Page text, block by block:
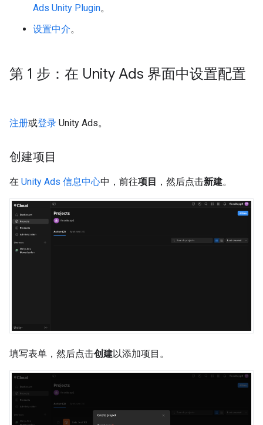
Ads Unity Plugin。
设置中介。
第 1 步：在 Unity Ads 界面中设置配置
注册或登录 Unity Ads。
创建项目
在 Unity Ads 信息中心中，前往项目 ，然后点击新建。
填写表单，然后点击创建以添加项目。